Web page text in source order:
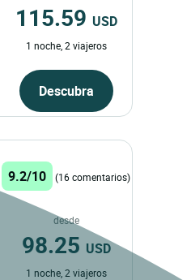
115.59 USD
1 noche, 2 viajeros
Descubra
9.2/10 (16 comentarios)
desde
98.25 USD
1 noche, 2 viajeros